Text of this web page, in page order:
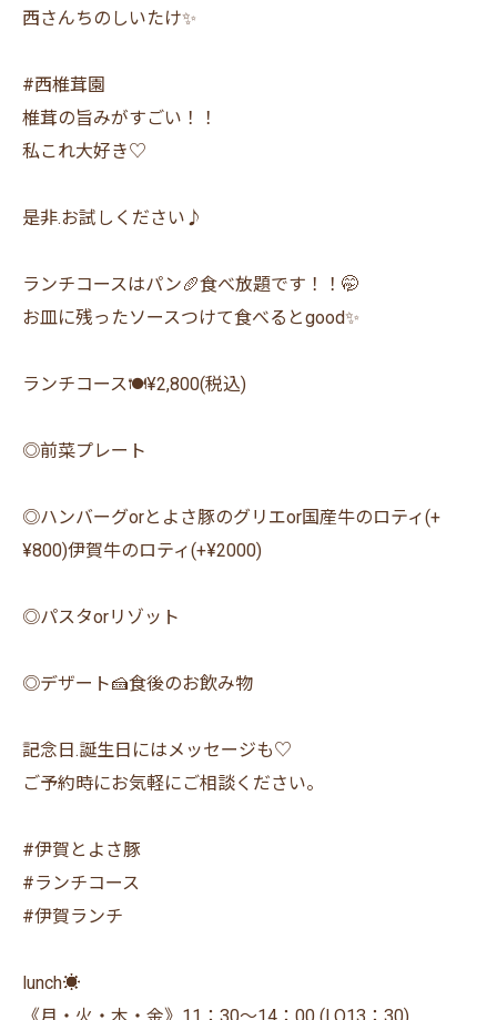
西さんちのしいたけ✨
#西椎茸園
椎茸の旨みがすごい！！
私これ大好き♡
是非.お試しください♪
ランチコースはパン🥖食べ放題です！！🤭
お皿に残ったソースつけて食べるとgood✨
ランチコース🍽️¥2,800(税込)
◎前菜プレート
◎ハンバーグorとよさ豚のグリエor国産牛のロティ(+
¥800)伊賀牛のロティ(+¥2000)
◎パスタorリゾット
◎デザート🍰食後のお飲み物
記念日.誕生日にはメッセージも♡
ご予約時にお気軽にご相談ください。
⁡#伊賀とよさ豚
#ランチコース
#伊賀ランチ
lunch☀️